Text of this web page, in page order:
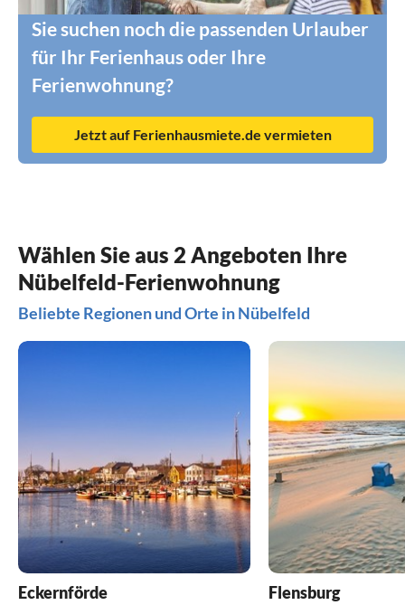
Sie suchen noch die passenden Urlauber
für Ihr Ferienhaus oder Ihre
Ferienwohnung?
Jetzt auf Ferienhausmiete.de vermieten
Wählen Sie aus 2 Angeboten Ihre
Nübelfeld-Ferienwohnung
Beliebte Regionen und Orte in Nübelfeld
Eckernförde Flensburg